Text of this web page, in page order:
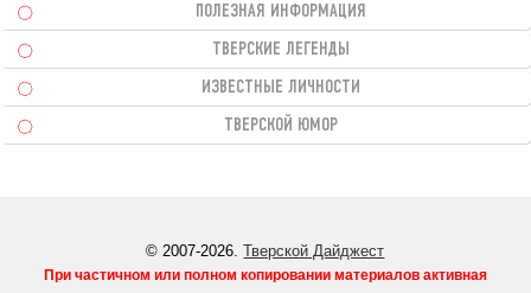
ПОЛЕЗНАЯ ИНФОРМАЦИЯ
ТВЕРСКИЕ ЛЕГЕНДЫ
ИЗВЕСТНЫЕ ЛИЧНОСТИ
ТВЕРСКОЙ ЮМОР
© 2007-2026.Тверской Дайджест
При частичном или полном копировании материалов активная